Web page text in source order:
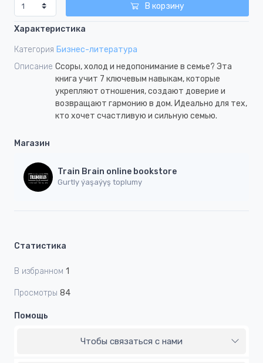
В корзину
Характеристика
Категория Бизнес-литература
Описание Ссоры, холод и недопонимание в семье? Эта
книга учит 7 ключевым навыкам, которые
укрепляют отношения, создают доверие и
возвращают гармонию в дом. Идеально для тех,
кто хочет счастливую и сильную семью.
Магазин
Train Brain online bookstore
Gurtly ýaşaýyş toplumy
Статистика
В избранном 1
Просмотры 84
Помощь
Чтобы связаться с нами